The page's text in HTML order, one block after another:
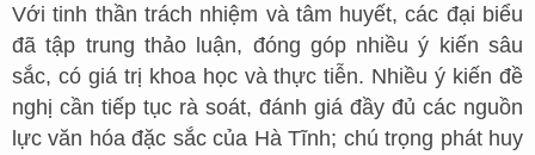
Với tinh thần trách nhiệm và tâm huyết, các đại biểu
đã tập trung thảo luận, đóng góp nhiều ý kiến sâu
sắc, có giá trị khoa học và thực tiễn. Nhiều ý kiến đề
nghị cần tiếp tục rà soát, đánh giá đầy đủ các nguồn
lực văn hóa đặc sắc của Hà Tĩnh; chú trọng phát huy